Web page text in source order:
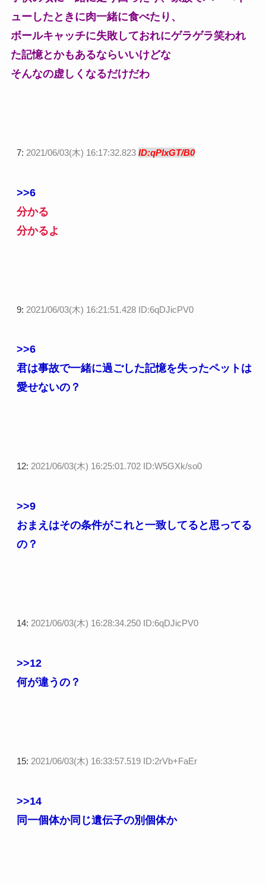
ューしたときに肉一緒に食べたり、
ボールキャッチに失敗しておれにゲラゲラ笑われ
た記憶とかもあるならいいけどな
そんなの虚しくなるだけだわ
7: 2021/06/03(木) 16:17:32.823 ID:qPlxGT/B0
>>6
分かる
分かるよ
9: 2021/06/03(木) 16:21:51.428 ID:6qDJicPV0
>>6
君は事故で一緒に過ごした記憶を失ったペットは
愛せないの？
12: 2021/06/03(木) 16:25:01.702 ID:W5GXk/so0
>>9
おまえはその条件がこれと一致してると思ってる
の？
14: 2021/06/03(木) 16:28:34.250 ID:6qDJicPV0
>>12
何が違うの？
15: 2021/06/03(木) 16:33:57.519 ID:2rVb+FaEr
>>14
同一個体か同じ遺伝子の別個体か